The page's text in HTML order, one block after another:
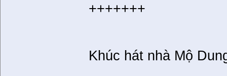
+++++++
Khúc hát nhà Mộ